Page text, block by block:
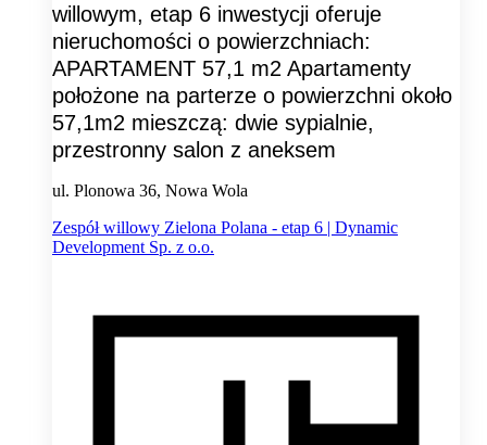
willowym, etap 6 inwestycji oferuje
nieruchomości o powierzchniach:
APARTAMENT 57,1 m2 Apartamenty
położone na parterze o powierzchni około
57,1m2 mieszczą: dwie sypialnie,
przestronny salon z aneksem
ul. Plonowa 36, Nowa Wola
Zespół willowy Zielona Polana - etap 6 | Dynamic
Development Sp. z o.o.